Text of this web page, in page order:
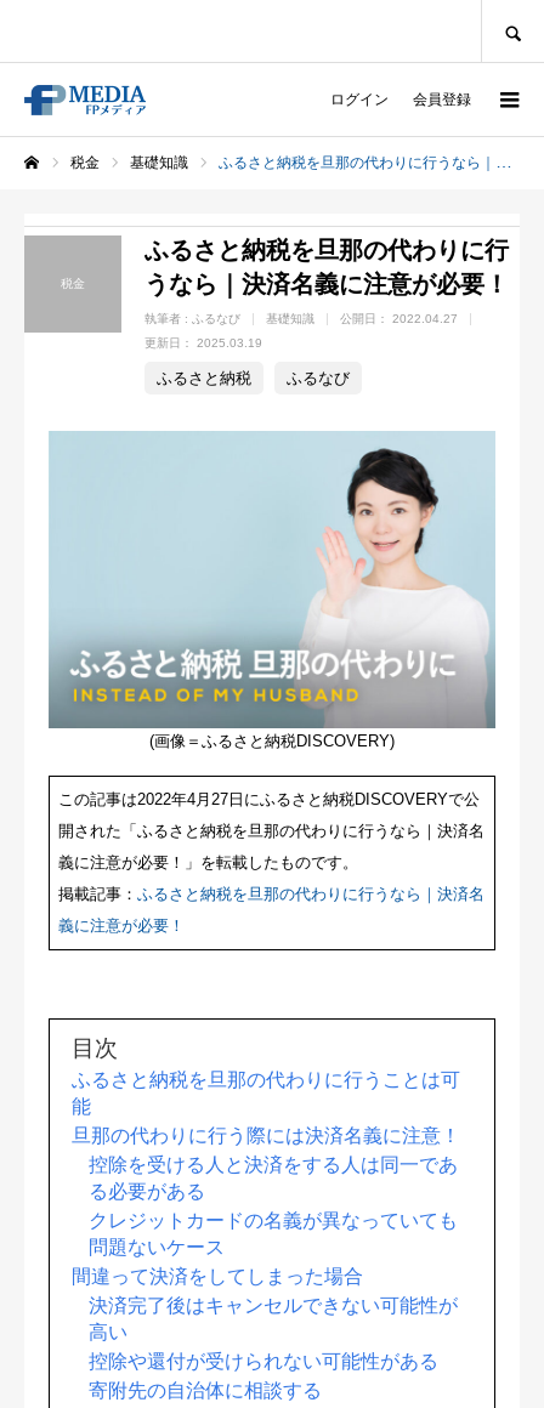
ログイン 会員登録
税金 基礎知識 ふるさと納税を旦那の代わりに行うなら｜決済名義に注意が必要！
税金
ふるさと納税を旦那の代わりに行
うなら｜決済名義に注意が必要！
執筆者 : ふるなび 基礎知識 公開日：
2022.04.27
更新日：
2025.03.19
ふるさと納税 ふるなび
(画像＝ふるさと納税DISCOVERY)
この記事は2022年4月27日にふるさと納税DISCOVERYで公
開された「ふるさと納税を旦那の代わりに行うなら｜決済名
義に注意が必要！」を転載したものです。
掲載記事： ふるさと納税を旦那の代わりに行うなら｜決済名
義に注意が必要！
目次
ふるさと納税を旦那の代わりに行うことは可
能
旦那の代わりに行う際には決済名義に注意！
控除を受ける人と決済をする人は同一であ
る必要がある
クレジットカードの名義が異なっていても
問題ないケース
間違って決済をしてしまった場合
決済完了後はキャンセルできない可能性が
高い
控除や還付が受けられない可能性がある
寄附先の自治体に相談する